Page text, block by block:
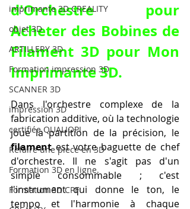
imprimante 3D CREALITY
objet 3D
ARTILLERY 3D
Formation impression 3D
SCANNER 3D
impression 3D
certifiée QUALIOPI
Refaire une piece en 3D
Formation 3D en ligne.
Formation 3D CPF
Acheter des Bobines de
Filament 3D pour Mon
Imprimante 3D.
Dans l'orchestre complexe de la
fabrication additive, où la technologie
filament est votre baguette de chef
d'orchestre. Il ne s'agit pas d'un
simple consommable ; c'est
l'instrument qui donne le ton, le
tempo et l'harmonie à chaque